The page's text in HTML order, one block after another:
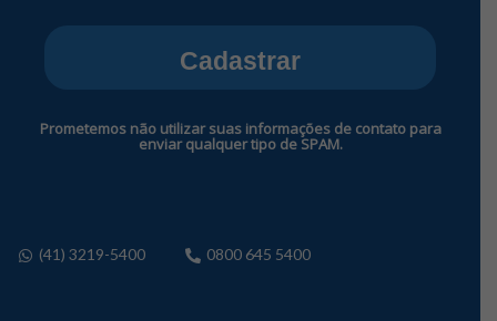
Cadastrar
Prometemos não utilizar suas informações de contato para
enviar qualquer tipo de SPAM.
(41) 3219-5400 0800 645 5400